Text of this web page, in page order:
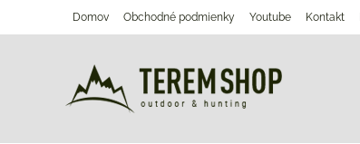
Domov Obchodné podmienky Youtube Kontakt